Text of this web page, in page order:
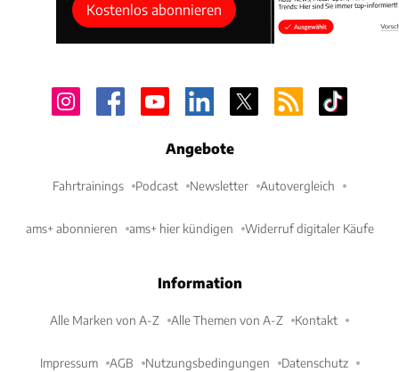
Kostenlos abonnieren
Angebote
Fahrtrainings Podcast Newsletter Autovergleich
ams+ abonnieren ams+ hier kündigen Widerruf digitaler Käufe
Information
Alle Marken von A-Z Alle Themen von A-Z Kontakt
Impressum AGB Nutzungsbedingungen Datenschutz